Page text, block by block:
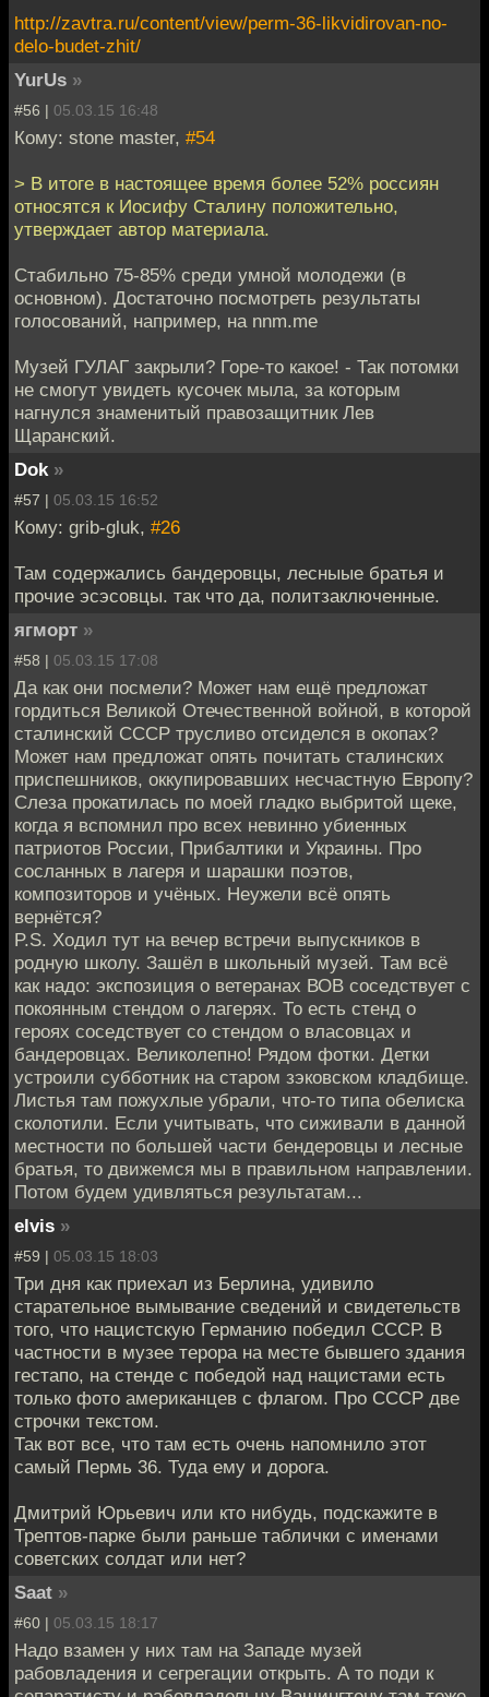
http://zavtra.ru/content/view/perm-36-likvidirovan-no-
delo-budet-zhit/
YurUs »
#56 | 05.03.15 16:48
Кому: stone master, #54
> В итоге в настоящее время более 52% россиян
относятся к Иосифу Сталину положительно,
утверждает автор материала.
Стабильно 75-85% среди умной молодежи (в
основном). Достаточно посмотреть результаты
голосований, например, на nnm.me
Музей ГУЛАГ закрыли? Горе-то какое! - Так потомки
не смогут увидеть кусочек мыла, за которым
нагнулся знаменитый правозащитник Лев
Щаранский.
Dok »
#57 | 05.03.15 16:52
Кому: grib-gluk, #26
Там содержались бандеровцы, лесныые братья и
прочие эсэсовцы. так что да, политзаключенные.
ягморт »
#58 | 05.03.15 17:08
Да как они посмели? Может нам ещё предложат
гордиться Великой Отечественной войной, в которой
сталинский СССР трусливо отсиделся в окопах?
Может нам предложат опять почитать сталинских
приспешников, оккупировавших несчастную Европу?
Слеза прокатилась по моей гладко выбритой щеке,
когда я вспомнил про всех невинно убиенных
патриотов России, Прибалтики и Украины. Про
сосланных в лагеря и шарашки поэтов,
композиторов и учёных. Неужели всё опять
вернётся?
P.S. Ходил тут на вечер встречи выпускников в
родную школу. Зашёл в школьный музей. Там всё
как надо: экспозиция о ветеранах ВОВ соседствует с
покоянным стендом о лагерях. То есть стенд о
героях соседствует со стендом о власовцах и
бандеровцах. Великолепно! Рядом фотки. Детки
устроили субботник на старом зэковском кладбище.
Листья там пожухлые убрали, что-то типа обелиска
сколотили. Если учитывать, что сиживали в данной
местности по большей части бендеровцы и лесные
братья, то движемся мы в правильном направлении.
Потом будем удивляться результатам...
elvis »
#59 | 05.03.15 18:03
Три дня как приехал из Берлина, удивило
старательное вымывание сведений и свидетельств
того, что нацистскую Германию победил СССР. В
частности в музее терора на месте бывшего здания
гестапо, на стенде с победой над нацистами есть
только фото американцев с флагом. Про СССР две
строчки текстом.
Так вот все, что там есть очень напомнило этот
самый Пермь 36. Туда ему и дорога.
Дмитрий Юрьевич или кто нибудь, подскажите в
Трептов-парке были раньше таблички с именами
советских солдат или нет?
Saat »
#60 | 05.03.15 18:17
Надо взамен у них там на Западе музей
рабовладения и сегрегации открыть. А то поди к